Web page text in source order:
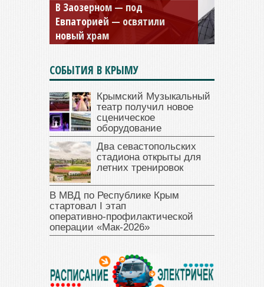
В Заозерном — под
Евпаторией — освятили
новый храм
Мужской монастырь Косьмы
и Дамиана в Крыму вновь
открыт для посещения
СОБЫТИЯ В КРЫМУ
Крымский Музыкальный
театр получил новое
сценическое
оборудование
Два севастопольских
стадиона открыты для
летних тренировок
В МВД по Республике Крым
стартовал I этап
оперативно‑профилактической
операции «Мак‑2026»